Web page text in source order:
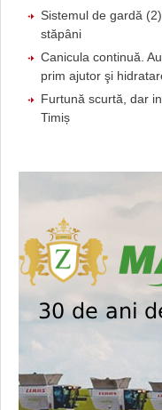
Sistemul de gardă
stăpâni
Canicula continuă.
prim ajutor şi
Furtună scurtă, dar
Timiș